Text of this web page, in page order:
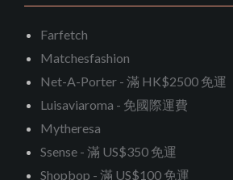
Farfetch
Matchesfashion
Net-A-Porter - 滿 HK$2500 免運
Luisaviaroma - 免國際運費
Mytheresa
Ssense - 滿 US$350 免運
Shopbop - 滿 US$100 免運